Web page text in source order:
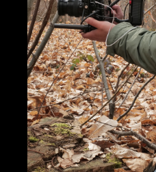
QUI